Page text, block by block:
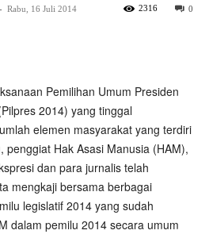
- Rabu, 16 Juli 2014 0
2316
Pemilihan Umum Presiden
2014) yang tinggal
elemen masyarakat yang terdiri
penggiat Hak Asasi Manusia (HAM),
dan para jurnalis telah
mengkaji bersama berbagai
legislatif 2014 yang sudah
dalam pemilu 2014 secara umum